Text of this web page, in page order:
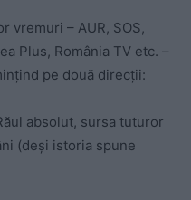
vremuri – AUR, SOS,
Plus, România TV etc. –
pe două direcții:
absolut, sursa tuturor
(deși istoria spune